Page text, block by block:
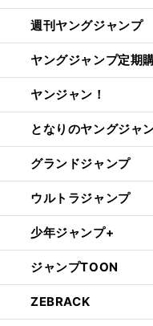
週刊ヤングジャンプ
ヤングジャンプ定期
ヤンジャン！
となりのヤングジャ
グランドジャンプ
ウルトラジャンプ
少年ジャンプ+
ジャンプTOON
ZEBRACK